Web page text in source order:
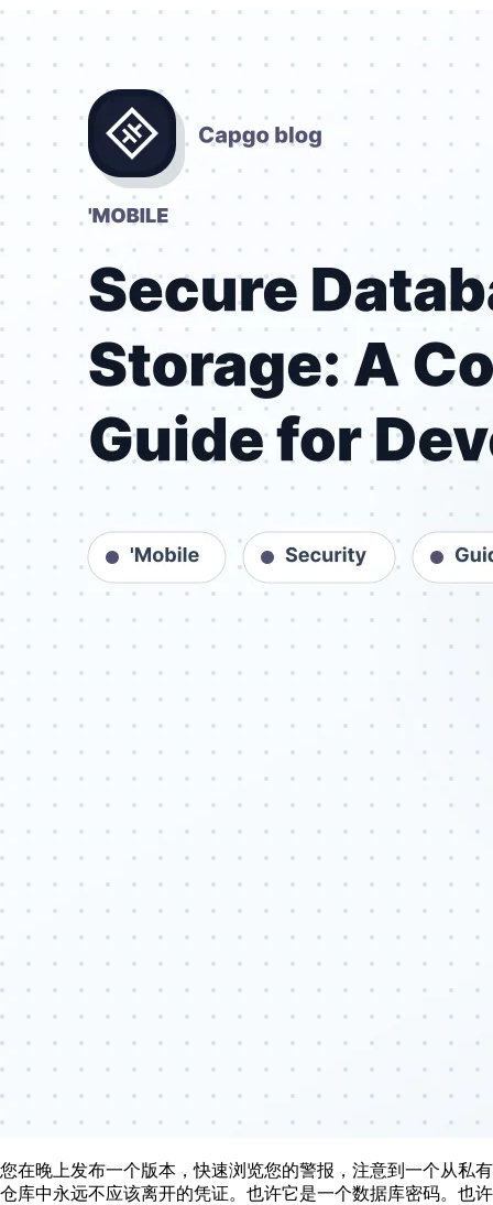
您在晚上发布一个版本，快速浏览您的警报，注意到一个从私有
仓库中永远不应该离开的凭证。也许它是一个数据库密码。也许